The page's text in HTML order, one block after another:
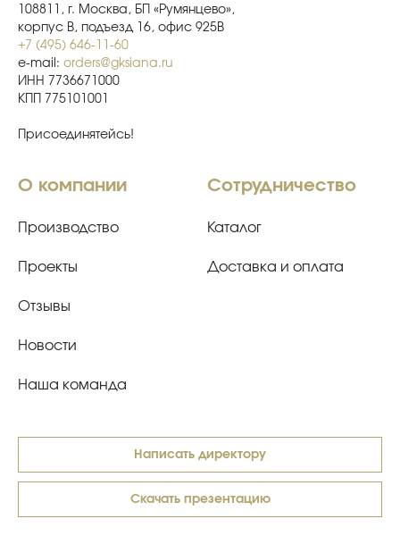
108811, г. Москва, БП «Румянцево»,
корпус В, подъезд 16, офис 925В
+7 (495) 646-11-60
e-mail: orders@gksiana.ru
ИНН 7736671000
КПП 775101001
Присоединятейсь!
О компании
Производство
Проекты
Отзывы
Новости
Наша команда
Сотрудничество
Каталог
Доставка и оплата
Написать директору
Скачать презентацию